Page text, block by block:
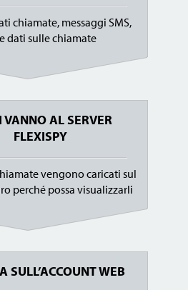
chiamate, messaggi SMS,
dati sulle chiamate
VANNO AL SERVER
FLEXISPY
vengono caricati sul
perché possa visualizzarli
SULL’ACCOUNT WEB